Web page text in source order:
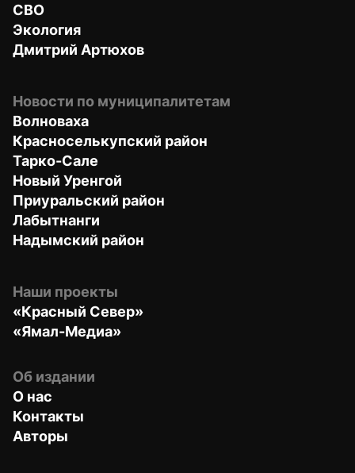
СВО
Экология
Дмитрий Артюхов
Новости по муниципалитетам
Волноваха
Красноселькупский район
Тарко-Сале
Новый Уренгой
Приуральский район
Лабытнанги
Надымский район
Наши проекты
«Красный Север»
«Ямал-Медиа»
Об издании
О нас
Контакты
Авторы